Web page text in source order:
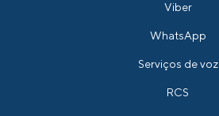
Viber
WhatsApp
Serviços de voz
RCS